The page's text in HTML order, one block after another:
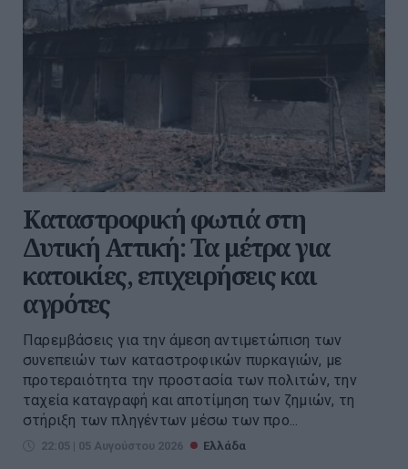
Καταστροφική φωτιά στη
Δυτική Αττική: Τα μέτρα για
κατοικίες, επιχειρήσεις και
αγρότες
Παρεμβάσεις για την άμεση αντιμετώπιση των
συνεπειών των καταστροφικών πυρκαγιών, με
προτεραιότητα την προστασία των πολιτών, την
ταχεία καταγραφή και αποτίμηση των ζημιών, τη
στήριξη των πληγέντων μέσω των προ...
22:05 | 05 Αυγούστου 2026 Ελλάδα